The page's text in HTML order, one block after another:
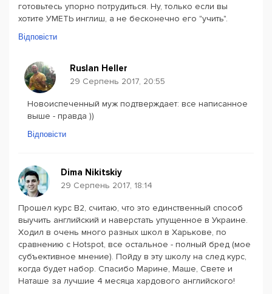
готовьтесь упорно потрудиться. Ну, только если вы
хотите УМЕТЬ инглиш, а не бесконечно его "учить".
Відповісти
Ruslan Heller
29 Серпень 2017, 20:55
Новоиспеченный муж подтверждает: все написанное
выше - правда ))
Відповісти
Dima Nikitskiy
29 Серпень 2017, 18:14
Прошел курс B2, считаю, что это единственный способ
выучить английский и наверстать упущенное в Украине.
Ходил в очень много разных школ в Харькове, по
сравнению с Hotspot, все остальное - полный бред (мое
субъективное мнение). Пойду в эту школу на след курс,
когда будет набор. Спасибо Марине, Маше, Свете и
Наташе за лучшие 4 месяца хардового английского!